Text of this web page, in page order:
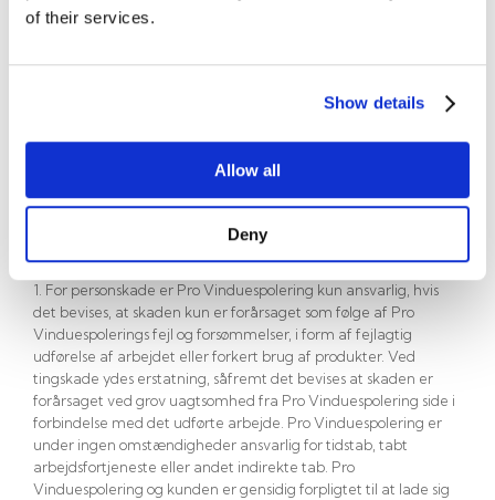
of their services.
Show details
Allow all
Deny
arbejdets udførelse pr. telefon eller mail. Såfremt der kun er
nedslag i prisen, ellers har Pro Vinduespolering fuld ret til, for
Såfremt Pro Vinduespolering ikke gør brug af ovennævnte ret,
mangler, der kan skyldes vejrmæssige forhold, håndværkere,
indblanden i arbejde mm. udført af andre end Pro
Produktansvar:
1. For personskade er Pro Vinduespolering kun ansvarlig, hvis
det bevises, at skaden kun er forårsaget som følge af Pro
Vinduespolerings fejl og forsømmelser, i form af fejlagtig
udførelse af arbejdet eller forkert brug af produkter. Ved
tingskade ydes erstatning, såfremt det bevises at skaden er
forårsaget ved grov uagtsomhed fra Pro Vinduespolering side i
forbindelse med det udførte arbejde. Pro Vinduespolering er
under ingen omstændigheder ansvarlig for tidstab, tabt
arbejdsfortjeneste eller andet indirekte tab. Pro
Vinduespolering og kunden er gensidig forpligtet til at lade sig